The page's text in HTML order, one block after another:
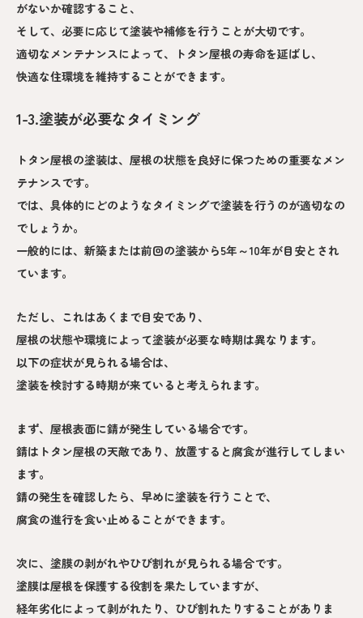
がないか確認すること、
そして、必要に応じて塗装や補修を行うことが大切です。
適切なメンテナンスによって、トタン屋根の寿命を延ばし、
快適な住環境を維持することができます。
1-3.塗装が必要なタイミング
トタン屋根の塗装は、屋根の状態を良好に保つための重要なメン
テナンスです。
では、具体的にどのようなタイミングで塗装を行うのが適切なの
でしょうか。
一般的には、新築または前回の塗装から5年～10年が目安とされ
ています。
ただし、これはあくまで目安であり、
屋根の状態や環境によって塗装が必要な時期は異なります。
以下の症状が見られる場合は、
塗装を検討する時期が来ていると考えられます。
まず、屋根表面に錆が発生している場合です。
錆はトタン屋根の天敵であり、放置すると腐食が進行してしまい
ます。
錆の発生を確認したら、早めに塗装を行うことで、
腐食の進行を食い止めることができます。
次に、塗膜の剥がれやひび割れが見られる場合です。
塗膜は屋根を保護する役割を果たしていますが、
経年劣化によって剥がれたり、ひび割れたりすることがありま